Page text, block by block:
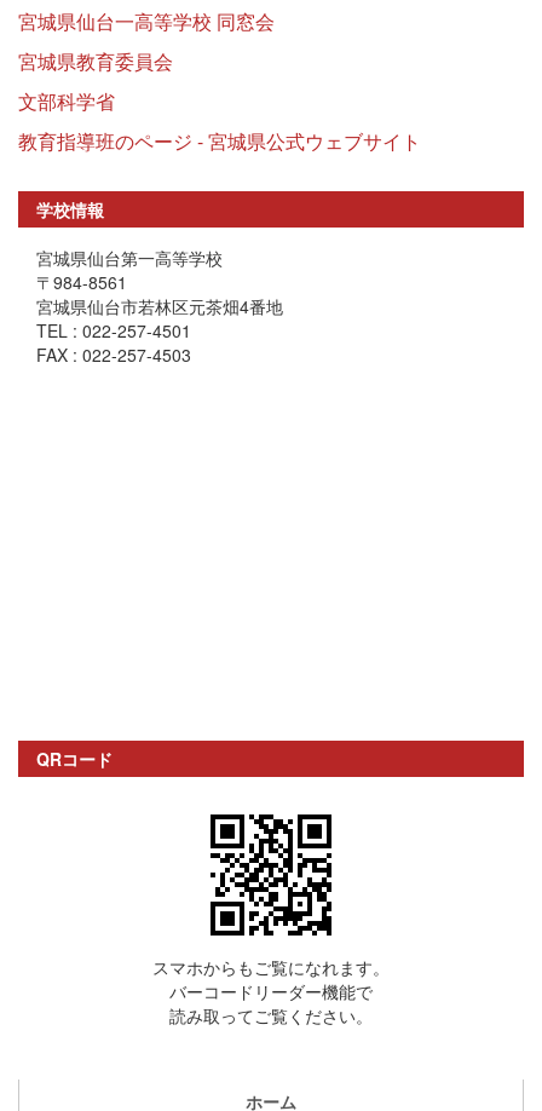
宮城県仙台一高等学校 同窓会
宮城県教育委員会
文部科学省
教育指導班のページ - 宮城県公式ウェブサイト
学校情報
宮城県仙台第一高等学校
〒984-8561
宮城県仙台市若林区元茶畑4番地
TEL : 022-257-4501
FAX : 022-257-4503
QRコード
スマホからもご覧になれます。
バーコードリーダー機能で
読み取ってご覧ください。
ホーム